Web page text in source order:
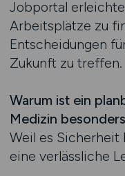
Jobportal
Arbeitsplätze zu
Entscheidungen
Zukunft zu treffen.
Warum ist ein
Medizin
Weil es Sicherheit
eine verlässliche